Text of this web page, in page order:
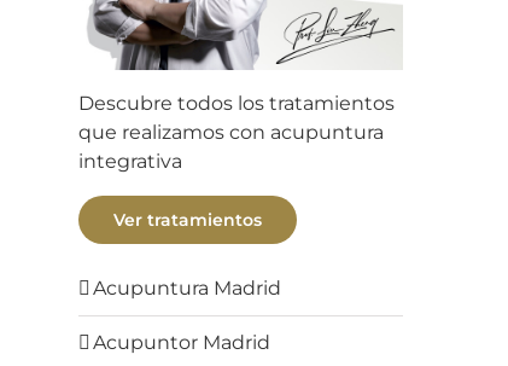
Descubre todos los tratamientos
que realizamos con acupuntura
integrativa
Ver tratamientos
Acupuntura Madrid
Acupuntor Madrid